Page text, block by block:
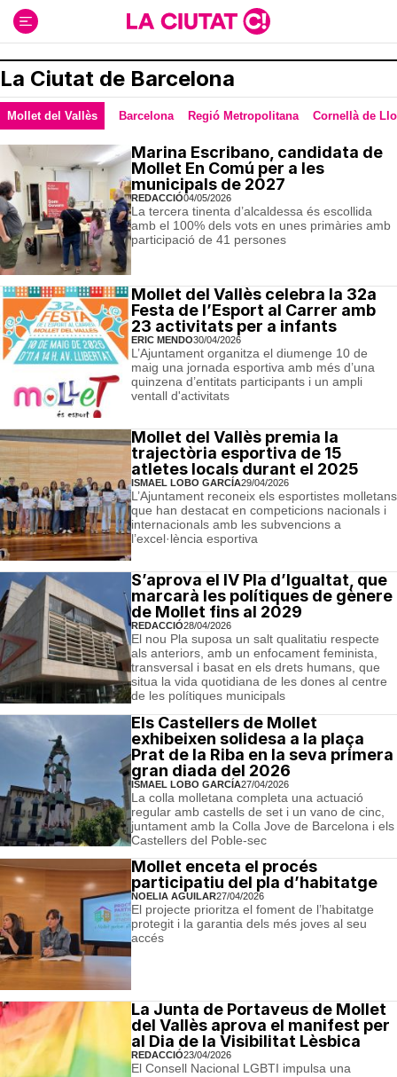
contenido
La Ciutat de Barcelona
Mollet del Vallès Barcelona Regió Metropolitana Cornellà de
Marina Escribano, candidata de
Mollet En Comú per a les
municipals de 2027
REDACCIÓ04/05/2026
La tercera tinenta d’alcaldessa és escollida
amb el 100% dels vots en unes primàries amb
participació de 41 persones
Mollet del Vallès celebra la 32a
Festa de l’Esport al Carrer amb
23 activitats per a infants
ERIC MENDO30/04/2026
L’Ajuntament organitza el diumenge 10 de
maig una jornada esportiva amb més d’una
quinzena d’entitats participants i un ampli
ventall d'activitats
Mollet del Vallès premia la
trajectòria esportiva de 15
atletes locals durant el 2025
ISMAEL LOBO GARCÍA29/04/2026
L’Ajuntament reconeix els esportistes molletans
que han destacat en competicions nacionals i
internacionals amb les subvencions a
l’excel·lència esportiva
S’aprova el IV Pla d’Igualtat, que
marcarà les polítiques de gènere
de Mollet fins al 2029
REDACCIÓ28/04/2026
El nou Pla suposa un salt qualitatiu respecte
als anteriors, amb un enfocament feminista,
transversal i basat en els drets humans, que
situa la vida quotidiana de les dones al centre
de les polítiques municipals
Els Castellers de Mollet
exhibeixen solidesa a la plaça
Prat de la Riba en la seva primera
gran diada del 2026
ISMAEL LOBO GARCÍA27/04/2026
La colla molletana completa una actuació
regular amb castells de set i un vano de cinc,
juntament amb la Colla Jove de Barcelona i els
Castellers del Poble-sec
Mollet enceta el procés
participatiu del pla d’habitatge
NOELIA AGUILAR27/04/2026
El projecte prioritza el foment de l’habitatge
protegit i la garantia dels més joves al seu
accés
La Junta de Portaveus de Mollet
del Vallès aprova el manifest per
al Dia de la Visibilitat Lèsbica
REDACCIÓ23/04/2026
El Consell Nacional LGBTI impulsa una